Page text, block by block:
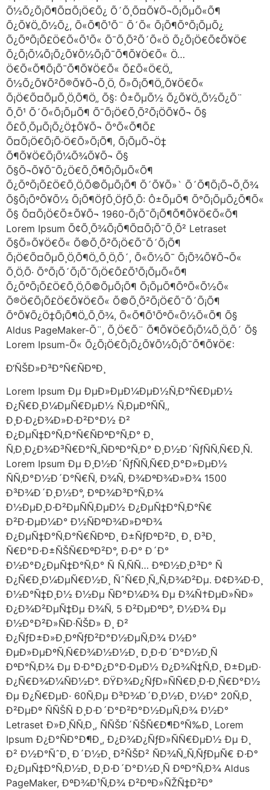
Õ½Õ¿Õ¡Õ¶Õ¤Õ¡Ö€Õ¿ Õ´Õ¸Õ¤Õ¥Õ¬Õ¡ÕµÕ«Õ¶
Õ¿Õ¥Ö„Õ½Õ¿, Õ«Õ¶Õ¹Õ¨ Õ´Õ« Õ¡Õ¶Õ°Õ¡ÕµÕ¿
Õ¿ÕºÕ¡Õ£Ö€Õ«Õ¹Õ« Õ¯Õ¸Õ²Õ´Õ«Ö Õ¿Õ¡Ö€Õ¢Õ¥Ö€
Õ¿Õ¡Õ¼Õ¡Õ¿Õ¥Õ½Õ¡Õ¯Õ¶Õ¥Ö€Õ« Ö…
Ö€Õ«Õ¶Õ¡Õ¯Õ¶Õ¥Ö€Õ« Õ£Õ«Ö€Ö„
Õ½Õ¿Õ¥Õ²Õ®Õ¥Õ¬Õ¸Ö‚ Õ»Õ¡Õ¶Ö„Õ¥Ö€Õ«
Õ¡Ö€Õ¤ÕµÕ¸Ö‚Õ¶Ö„ Õ§: Ô±ÕµÕ½ Õ¿Õ¥Ö„Õ½Õ¿Õ¨
Õ¸Õ¹ Õ´Õ«Õ¡ÕµÕ¶ Õ¯Õ¡Ö€Õ¸Õ²Õ¡ÖÕ¥Õ¬ Õ§
Õ£Õ¸ÕµÕ¡Õ¿Ö‡Õ¥Õ¬ Õ°Õ«Õ¶Õ£
Õ¤Õ¡Ö€Õ¡Õ·Ö€Õ»Õ¡Õ¶, Õ¡ÕµÕ¬Ö‡
Õ¶Õ¥Ö€Õ¡Õ¼Õ¾Õ¥Õ¬ Õ§
Õ§Õ¬Õ¥Õ¯Õ¿Ö€Õ¸Õ¶Õ¡ÕµÕ«Õ¶
Õ¿ÕºÕ¡Õ£Ö€Õ¸Ö‚Õ©ÕµÕ¡Õ¶ Õ´Õ¥Õ»` Õ´Õ¶Õ¡Õ¬Õ¸Õ¾
Õ§Õ¡ÕºÕ¥Õ½ Õ¡Õ¶ÖƒÕ¸ÖƒÕ¸Õ­: Ô±ÕµÕ¶ Õ°Õ¡ÕµÕ¿Õ¶Õ«
Õ§ Õ¤Õ¡Ö€Õ±Õ¥Õ¬ 1960-Õ¡Õ¯Õ¡Õ¶Õ¶Õ¥Ö€Õ«Õ¶
Lorem Ipsum Õ¢Õ¸Õ¾Õ¡Õ¶Õ¤Õ¡Õ¯Õ¸Õ² Letraset
Õ§Õ»Õ¥Ö€Õ« Õ©Õ¸Õ²Õ¡Ö€Õ¯Õ´Õ¡Õ¶
Õ¡Ö€Õ¤ÕµÕ¸Ö‚Õ¶Ö„Õ¸Ö‚Õ´, Õ«Õ½Õ¯ Õ¡Õ¾Õ¥Õ¬Õ«
Õ¸Ö‚Õ· Õ°Õ¡Õ´Õ¡Õ¯Õ¡Ö€Õ£Õ¹Õ¡ÕµÕ«Õ¶
Õ¿ÕºÕ¡Õ£Ö€Õ¸Ö‚Õ©ÕµÕ¡Õ¶ Õ¡ÕµÕ¶ÕºÕ«Õ½Õ«
Õ®Ö€Õ¡Õ£Ö€Õ¥Ö€Õ« Õ©Õ¸Õ²Õ¡Ö€Õ¯Õ´Õ¡Õ¶
Õ°Õ¥Õ¿Ö‡Õ¡Õ¶Ö„Õ¸Õ¾, Õ«Õ¶Õ¹ÕºÕ«Õ½Õ«Õ¶ Õ§
Aldus PageMaker-Õ¨, Õ¸Ö€Õ¨ Õ¶Õ¥Ö€Õ¡Õ¼Õ¸Ö‚Õ´ Õ§
Lorem Ipsum-Õ« Õ¿Õ¡Ö€Õ¡Õ¿Õ¥Õ½Õ¡Õ¯Õ¶Õ¥Ö€:
Ð‘ÑŠÐ»Ð³Ð°Ñ€ÑÐºÐ¸
Lorem Ipsum Ðµ ÐµÐ»ÐµÐ¼ÐµÐ½Ñ‚Ð°Ñ€ÐµÐ½
Ð¿Ñ€Ð¸Ð¼ÐµÑ€ÐµÐ½ Ñ‚ÐµÐºÑÑ‚,
Ð¸Ð·Ð¿Ð¾Ð»Ð·Ð²Ð°Ð½ Ð²
Ð¿ÐµÑ‡Ð°Ñ‚Ð°Ñ€ÑÐºÐ°Ñ‚Ð° Ð¸
Ñ‚Ð¸Ð¿Ð¾Ð³Ñ€Ð°Ñ„ÑÐºÐ°Ñ‚Ð° Ð¸Ð½Ð´ÑƒÑÑ‚Ñ€Ð¸Ñ.
Lorem Ipsum Ðµ Ð¸Ð½Ð´ÑƒÑÑ‚Ñ€Ð¸Ð°Ð»ÐµÐ½
ÑÑ‚Ð°Ð½Ð´Ð°Ñ€Ñ‚ Ð¾Ñ‚ Ð¾ÐºÐ¾Ð»Ð¾ 1500
Ð³Ð¾Ð´Ð¸Ð½Ð°, ÐºÐ¾Ð³Ð°Ñ‚Ð¾
Ð½ÐµÐ¸Ð·Ð²ÐµÑÑ‚ÐµÐ½ Ð¿ÐµÑ‡Ð°Ñ‚Ð°Ñ€
Ð²Ð·ÐµÐ¼Ð° Ð½ÑÐºÐ¾Ð»ÐºÐ¾
Ð¿ÐµÑ‡Ð°Ñ‚Ð°Ñ€ÑÐºÐ¸ Ð±ÑƒÐºÐ²Ð¸ Ð¸ Ð³Ð¸
Ñ€Ð°Ð·Ð±ÑŠÑ€ÐºÐ²Ð°, Ð·Ð° Ð´Ð°
Ð½Ð°Ð¿ÐµÑ‡Ð°Ñ‚Ð° Ñ Ñ‚ÑÑ… ÐºÐ½Ð¸Ð³Ð° Ñ
Ð¿Ñ€Ð¸Ð¼ÐµÑ€Ð½Ð¸ ÑˆÑ€Ð¸Ñ„Ñ‚Ð¾Ð²Ðµ. Ð¢Ð¾Ð·Ð¸
Ð½Ð°Ñ‡Ð¸Ð½ Ð½Ðµ ÑÐ°Ð¼Ð¾ Ðµ Ð¾Ñ†ÐµÐ»ÑÐ»
Ð¿Ð¾Ð²ÐµÑ‡Ðµ Ð¾Ñ‚ 5 Ð²ÐµÐºÐ°, Ð½Ð¾ Ðµ
Ð½Ð°Ð²Ð»ÑÐ·ÑŠÐ» Ð¸ Ð²
Ð¿ÑƒÐ±Ð»Ð¸ÐºÑƒÐ²Ð°Ð½ÐµÑ‚Ð¾ Ð½Ð°
ÐµÐ»ÐµÐºÑ‚Ñ€Ð¾Ð½Ð½Ð¸ Ð¸Ð·Ð´Ð°Ð½Ð¸Ñ
ÐºÐ°Ñ‚Ð¾ Ðµ Ð·Ð°Ð¿Ð°Ð·ÐµÐ½ Ð¿Ð¾Ñ‡Ñ‚Ð¸ Ð±ÐµÐ·
Ð¿Ñ€Ð¾Ð¼ÑÐ½Ð°. ÐŸÐ¾Ð¿ÑƒÐ»ÑÑ€Ð¸Ð·Ð¸Ñ€Ð°Ð½
Ðµ Ð¿Ñ€ÐµÐ· 60Ñ‚Ðµ Ð³Ð¾Ð´Ð¸Ð½Ð¸ Ð½Ð° 20Ñ‚Ð¸
Ð²ÐµÐº ÑÑŠÑ Ð¸Ð·Ð´Ð°Ð²Ð°Ð½ÐµÑ‚Ð¾ Ð½Ð°
Letraset Ð»Ð¸ÑÑ‚Ð¸, ÑÑŠÐ´ÑŠÑ€Ð¶Ð°Ñ‰Ð¸ Lorem
Ipsum Ð¿Ð°ÑÐ°Ð¶Ð¸, Ð¿Ð¾Ð¿ÑƒÐ»ÑÑ€ÐµÐ½ Ðµ Ð¸
Ð² Ð½Ð°ÑˆÐ¸ Ð´Ð½Ð¸ Ð²ÑŠÐ² ÑÐ¾Ñ„Ñ‚ÑƒÐµÑ€ Ð·Ð°
Ð¿ÐµÑ‡Ð°Ñ‚Ð½Ð¸ Ð¸Ð·Ð´Ð°Ð½Ð¸Ñ ÐºÐ°Ñ‚Ð¾ Aldus
PageMaker, ÐºÐ¾Ð¹Ñ‚Ð¾ Ð²ÐºÐ»ÑŽÑ‡Ð²Ð°